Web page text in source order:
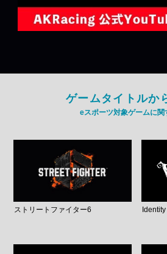
ゲームタイトルか
eスポーツ対象ゲームに関
ストリートファイター6